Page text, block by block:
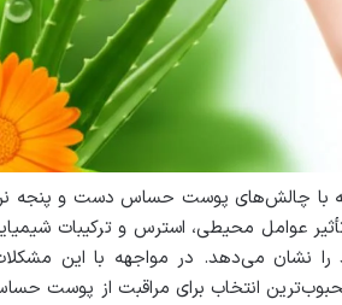
که با چالش‌های پوست حساس دست و پنجه
عوامل محیطی، استرس و ترکیبات
نشان می‌دهد. در مواجهه با این
انتخاب برای مراقبت از پوست